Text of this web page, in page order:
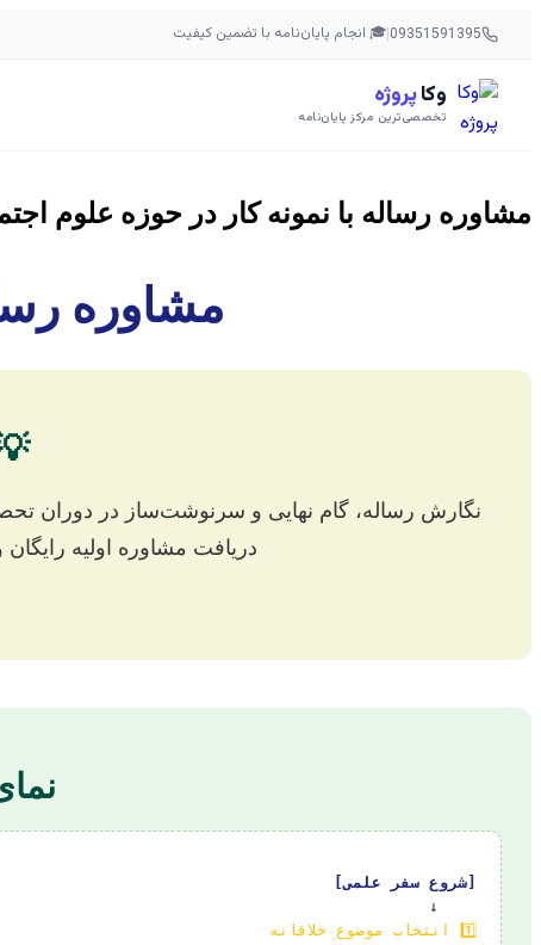
09351591395
|🎓 انجام پایان‌نامه با تضمین کیفیت
وکاپروژه
تخصصی‌ترین مرکز پایان‌نامه
مشاوره رساله با نمونه کار در حوزه علوم
مشاوره
نگارش رساله، گام نهایی و سرنوشت‌ساز در دوران
دریافت مشاوره اولیه
[شروع سفر علمی]
1️⃣ انتخاب موضوع خلاقانه